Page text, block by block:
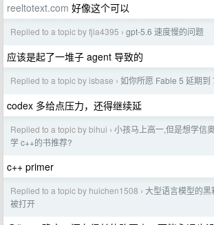
reeltotext.com 好像这个可以
Replied to a topic by fjia4395 › gpt-5.6 速度慢的问题
应该是起了一堆子 agent 导致的
Replied to a topic by isbase › 如你所愿 Fable 5 延期到
codex 多给点压力，还得继续延
Replied to a topic by bihui › 小孩马上高一,但是想学信
学 c++的书推荐?
c++ primer
Replied to a topic by huichen1508 › 大型语言模型的
被打开